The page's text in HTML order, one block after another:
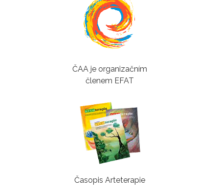
ČAA je organizačním
členem EFAT
Časopis Arteterapie